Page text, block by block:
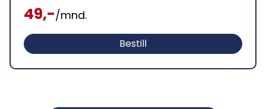
49,-/mnd.
Bestill